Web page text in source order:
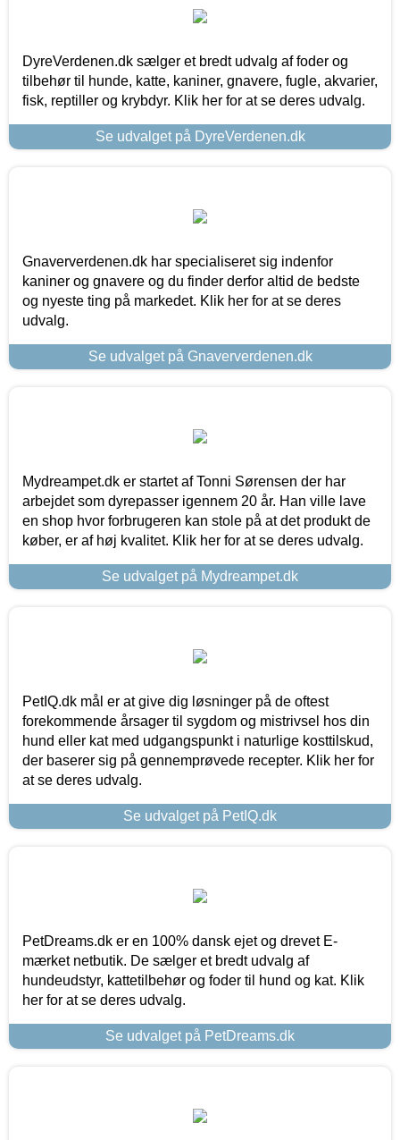
DyreVerdenen.dk sælger et bredt udvalg af foder og
tilbehør til hunde, katte, kaniner, gnavere, fugle, akvarier,
fisk, reptiller og krybdyr. Klik her for at se deres udvalg.
Se udvalget på DyreVerdenen.dk
Gnaververdenen.dk har specialiseret sig indenfor
kaniner og gnavere og du finder derfor altid de bedste
og nyeste ting på markedet. Klik her for at se deres
udvalg.
Se udvalget på Gnaververdenen.dk
Mydreampet.dk er startet af Tonni Sørensen der har
arbejdet som dyrepasser igennem 20 år. Han ville lave
en shop hvor forbrugeren kan stole på at det produkt de
køber, er af høj kvalitet. Klik her for at se deres udvalg.
Se udvalget på Mydreampet.dk
PetIQ.dk mål er at give dig løsninger på de oftest
forekommende årsager til sygdom og mistrivsel hos din
hund eller kat med udgangspunkt i naturlige kosttilskud,
der baserer sig på gennemprøvede recepter. Klik her for
at se deres udvalg.
Se udvalget på PetIQ.dk
PetDreams.dk er en 100% dansk ejet og drevet E-
mærket netbutik. De sælger et bredt udvalg af
hundeudstyr, kattetilbehør og foder til hund og kat. Klik
her for at se deres udvalg.
Se udvalget på PetDreams.dk